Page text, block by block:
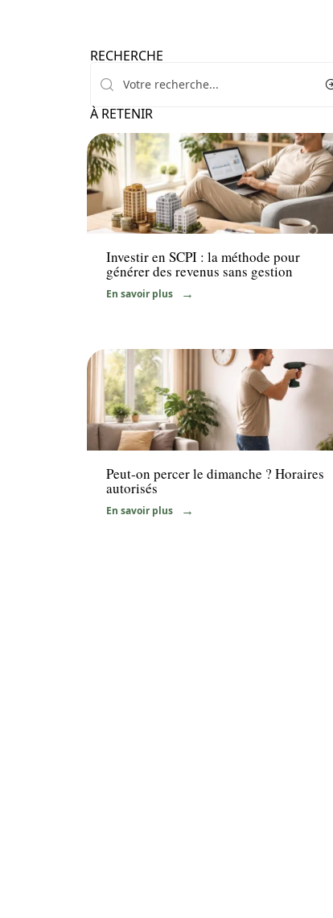
RECHERCHE
À RETENIR
Immo
Investir en SCPI : la méthode pour
générer des revenus sans gestion
En savoir plus
News
Peut-on percer le dimanche ? Horaires
autorisés
En savoir plus